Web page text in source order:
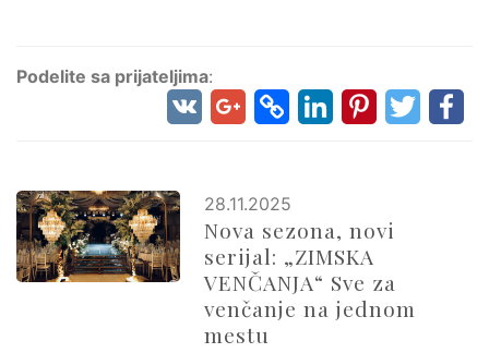
Podelite sa prijateljima:
28.11.2025
Nova sezona, novi
serijal: „ZIMSKA
VENČANJA“ Sve za
venčanje na jednom
mestu